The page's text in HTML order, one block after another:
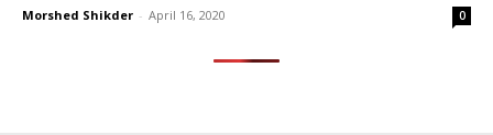
Morshed Shikder - April 16, 2020 0